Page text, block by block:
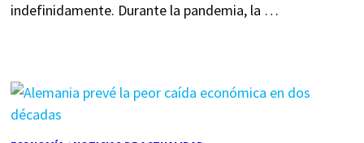
indefinidamente. Durante la pandemia, la …